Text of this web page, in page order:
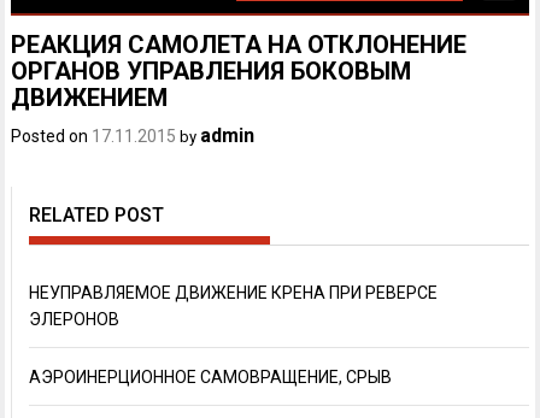
РЕАКЦИЯ САМОЛЕТА НА ОТКЛОНЕНИЕ
ОРГАНОВ УПРАВЛЕНИЯ БОКОВЫМ
ДВИЖЕНИЕМ
Posted on 17.11.2015 by admin
RELATED POST
НЕУПРАВЛЯЕМОЕ ДВИЖЕНИЕ КРЕНА ПРИ РЕВЕРСЕ
ЭЛЕРОНОВ
АЭРОИНЕРЦИОННОЕ САМОВРАЩЕНИЕ, СРЫВ